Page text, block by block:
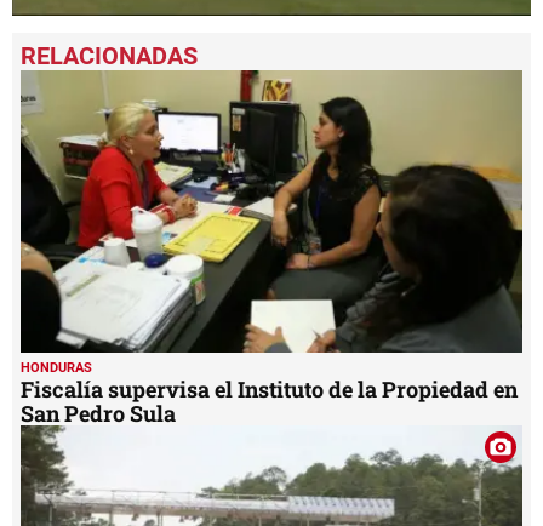
seconds
of
minute,
7
seconds
HONDURAS
Fiscalía supervisa el Instituto de la Propiedad en
San Pedro Sula